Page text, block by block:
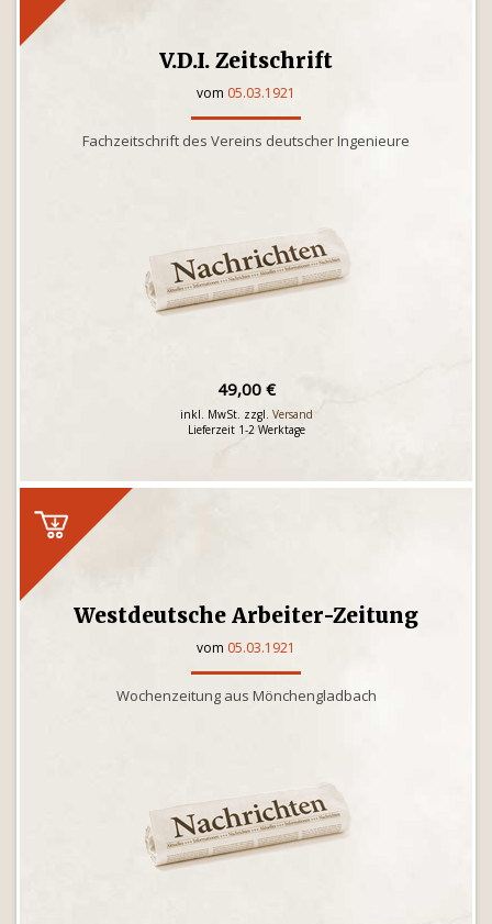
V.D.I. Zeitschrift
vom 05.03.1921
Fachzeitschrift des Vereins deutscher Ingenieure
49,00 €
inkl. MwSt. zzgl. Versand
Lieferzeit 1-2 Werktage
Westdeutsche Arbeiter-Zeitung
vom 05.03.1921
Wochenzeitung aus Mönchengladbach